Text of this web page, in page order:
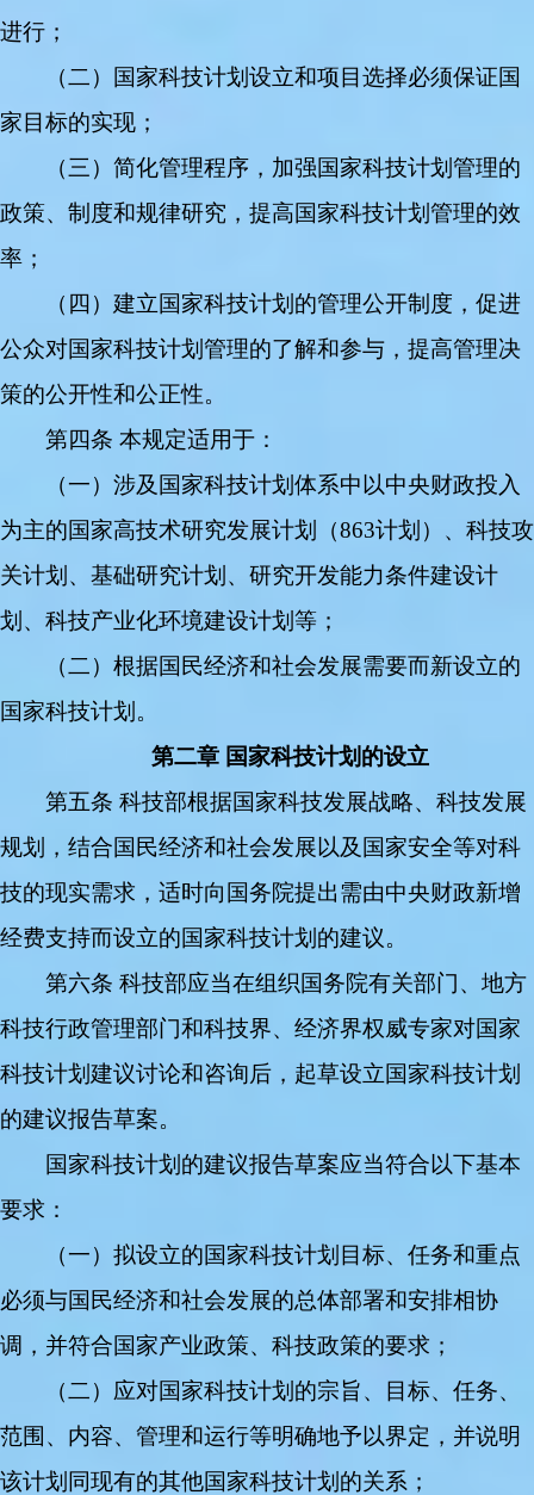
进行；
（二）国家科技计划设立和项目选择必须保证国
家目标的实现；
（三）简化管理程序，加强国家科技计划管理的
政策、制度和规律研究，提高国家科技计划管理的效
率；
（四）建立国家科技计划的管理公开制度，促进
公众对国家科技计划管理的了解和参与，提高管理决
策的公开性和公正性。
第四条 本规定适用于：
（一）涉及国家科技计划体系中以中央财政投入
为主的国家高技术研究发展计划（863计划）、科技攻
关计划、基础研究计划、研究开发能力条件建设计
划、科技产业化环境建设计划等；
（二）根据国民经济和社会发展需要而新设立的
国家科技计划。
第二章 国家科技计划的设立
第五条 科技部根据国家科技发展战略、科技发展
规划，结合国民经济和社会发展以及国家安全等对科
技的现实需求，适时向国务院提出需由中央财政新增
经费支持而设立的国家科技计划的建议。
第六条 科技部应当在组织国务院有关部门、地方
科技行政管理部门和科技界、经济界权威专家对国家
科技计划建议讨论和咨询后，起草设立国家科技计划
的建议报告草案。
国家科技计划的建议报告草案应当符合以下基本
要求：
（一）拟设立的国家科技计划目标、任务和重点
必须与国民经济和社会发展的总体部署和安排相协
调，并符合国家产业政策、科技政策的要求；
（二）应对国家科技计划的宗旨、目标、任务、
范围、内容、管理和运行等明确地予以界定，并说明
该计划同现有的其他国家科技计划的关系；